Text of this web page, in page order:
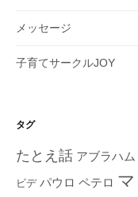
メッセージ
子育てサークルJOY
タグ
たとえ話 アブラハム
ビデ パウロ ペテロ